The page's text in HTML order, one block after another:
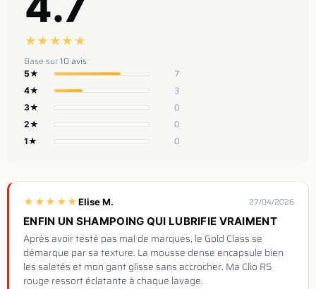
★★ ★★ ★
Base sur10 avis
5★ 7
4★ 3
3★ 0
2★ 0
1★ 0
★★★★★Elise M. 27/04/2026
ENFIN UN SHAMPOING QUI LUBRIFIE VRAIMENT
Après avoir testé pas mal de marques, le Gold Class se
démarque par sa texture. La mousse dense encapsule bien
les saletés et mon gant glisse sans accrocher. Ma Clio RS
rouge ressort éclatante à chaque lavage.